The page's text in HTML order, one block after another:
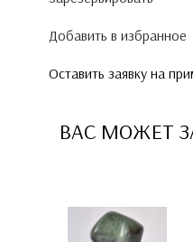
Добавить в избранное
Оставить заявку на
ВАС МОЖЕТ